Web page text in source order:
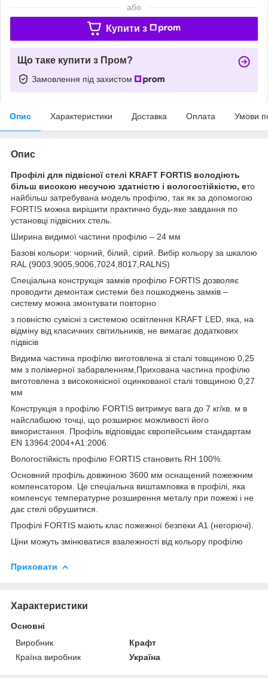
або
Купити з
Що таке купити з Пром?
Замовлення під захистом
Опис Характеристики Доставка Оплата Умови
Опис
Профілі для підвісної стелі KRAFT FORTIS володіють
більш високою несучою здатністю і вологостійкістю, ето
найбільш затребувана модель профілю, так як за допомогою
FORTIS можна вирішити практично будь-яке завдання по
установці підвісних стель.
Ширина видимої частини профілю – 24 мм
Базові кольори: чорний, білий, сірий. Вибір кольору за шкалою
RAL (9003,9005,9006,7024,8017,RALNS)
Спеціальна конструкція замків профілю FORTIS дозволяє
проводити демонтаж системи без пошкоджень замків –
систему можна змонтувати повторно
з повністю сумісні з системою освітлення KRAFT LED, яка, на
відміну від класичних світильників, не вимагає додаткових
підвісів
Видима частина профілю виготовлена зі сталі товщиною 0,25
мм з полімерної забарвленням,Прихована частина профілю
виготовлена з високоякісної оцинкованої сталі товщиною 0,27
мм
Конструкція з профілю FORTIS витримує вага до 7 кг/кв. м в
найслабшою точці, що розширює можливості його
використання. Профіль відповідає європейським стандартам
EN 13964:2004+A1:2006.
Вологостійкість профілю FORTIS становить RH 100%.
Основний профіль довжиною 3600 мм оснащений пожежним
компенсатором. Це спеціальна виштамповка в профілі, яка
компенсує температурне розширення металу при пожежі і не
дає стелі обрушитися.
Профілі FORTIS мають клас пожежної безпеки А1 (негорючі).
Ціни можуть змінюватися взалежності від кольору профілю
Приховати
Характеристики
Основні
Виробник
Крафт
Країна виробник
Україна